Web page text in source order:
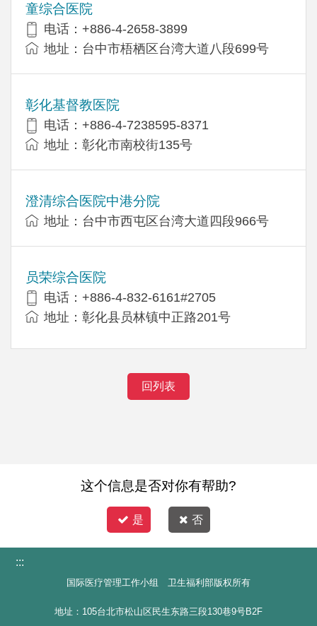
童综合医院
电话：+886-4-2658-3899
地址：台中市梧栖区台湾大道八段699号
彰化基督教医院
电话：+886-4-7238595-8371
地址：彰化市南校街135号
澄清综合医院中港分院
地址：台中市西屯区台湾大道四段966号
员荣综合医院
电话：+886-4-832-6161#2705
地址：彰化县员林镇中正路201号
回列表
这个信息是否对你有帮助?
是 否
:::
国际医疗管理工作小组 卫生福利部版权所有
地址：105台北市松山区民生东路三段130巷9号B2F